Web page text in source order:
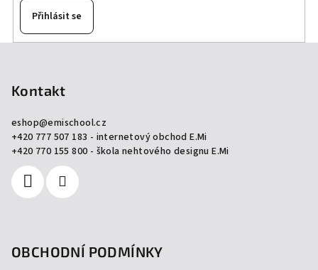
Přihlásit se
Kontakt
eshop@emischool.cz
+420 777 507 183 - internetový obchod E.Mi
+420 770 155 800 - škola nehtového designu E.Mi
OBCHODNÍ PODMÍNKY